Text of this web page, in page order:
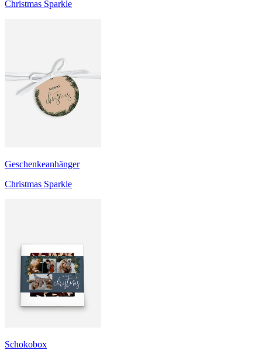
Christmas Sparkle
Geschenkeanhänger
Christmas Sparkle
Schokobox